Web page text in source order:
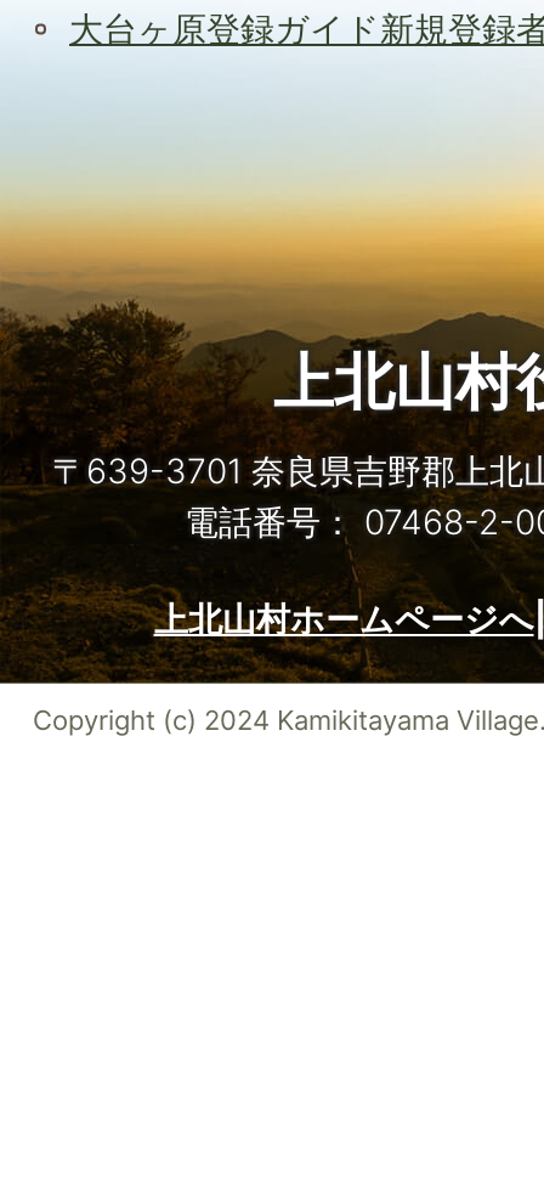
大台ヶ原登録ガイド新規登録
上北山村
〒639-3701 奈良県吉野郡上北
電話番号： 07468-2-
上北山村ホームページへ
Copyright (c) 2024 Kamikitayama